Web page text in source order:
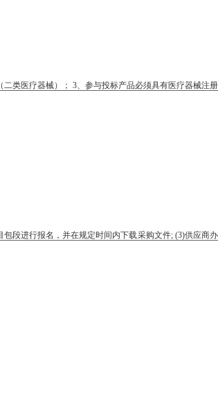
类医疗器械）； 3、参与投标产品必须具有医疗器械注册
段进行报名，并在规定时间内下载采购文件; (3)供应商办